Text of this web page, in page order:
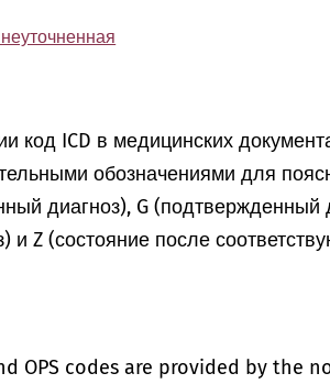
код ICD в медицинских
обозначениями для
диагноз), G (подтвержденный
и Z (состояние после
OPS codes are provided by the